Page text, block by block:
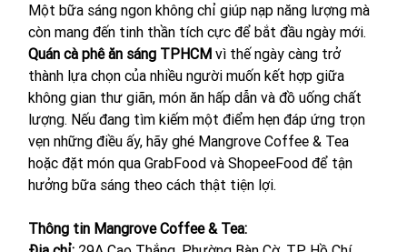
Một bữa sáng ngon không chỉ giúp nạp năng lượng mà
còn mang đến tinh thần tích cực để bắt đầu ngày mới.
Quán cà phê ăn sáng TPHCM vì thế ngày càng trở
thành lựa chọn của nhiều người muốn kết hợp giữa
không gian thư giãn, món ăn hấp dẫn và đồ uống chất
lượng. Nếu đang tìm kiếm một điểm hẹn đáp ứng trọn
vẹn những điều ấy, hãy ghé Mangrove Coffee & Tea
hoặc đặt món qua GrabFood và ShopeeFood để tận
hưởng bữa sáng theo cách thật tiện lợi.
Thông tin Mangrove Coffee & Tea: